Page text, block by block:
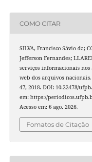
COMO CITAR
SILVA, Francisco Sávio da;
Jefferson Fernandes;
serviços informacionais
web dos arquivos nacionais.
47, 2018. DOI: 10.22478/
em: https://
Acesso em: 6 ago. 2026.
Fomatos de Citação